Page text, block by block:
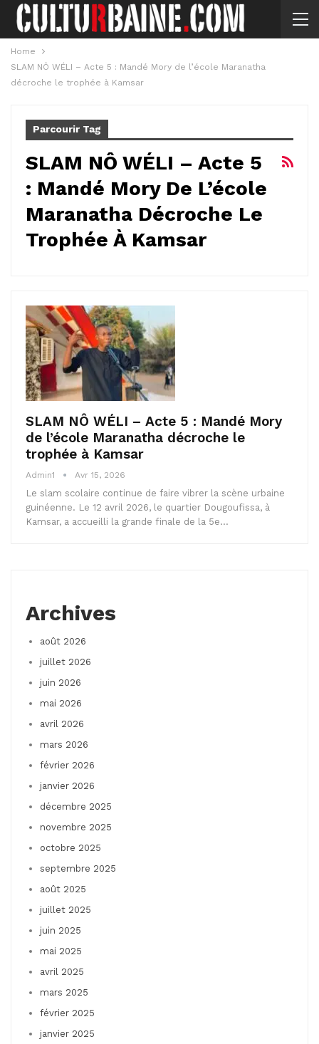
Home
SLAM NÔ WÉLI – Acte 5 : Mandé Mory de l’école Maranatha
décroche le trophée à Kamsar
Parcourir Tag
SLAM NÔ WÉLI – Acte 5
: Mandé Mory De L’école
Maranatha Décroche Le
Trophée À Kamsar
SLAM NÔ WÉLI – Acte 5 : Mandé Mory
de l’école Maranatha décroche le
trophée à Kamsar
Admin1 Avr 15, 2026
Le slam scolaire continue de faire vibrer la scène urbaine
guinéenne. Le 12 avril 2026, le quartier Dougoufissa, à
Kamsar, a accueilli la grande finale de la 5e…
Archives
août 2026
juillet 2026
juin 2026
mai 2026
avril 2026
mars 2026
février 2026
janvier 2026
décembre 2025
novembre 2025
octobre 2025
septembre 2025
août 2025
juillet 2025
juin 2025
mai 2025
avril 2025
mars 2025
février 2025
janvier 2025